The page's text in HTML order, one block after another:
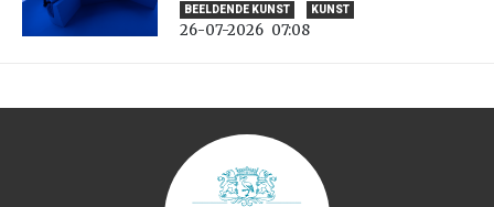
BEELDENDE KUNST KUNST
26-07-2026 07:08